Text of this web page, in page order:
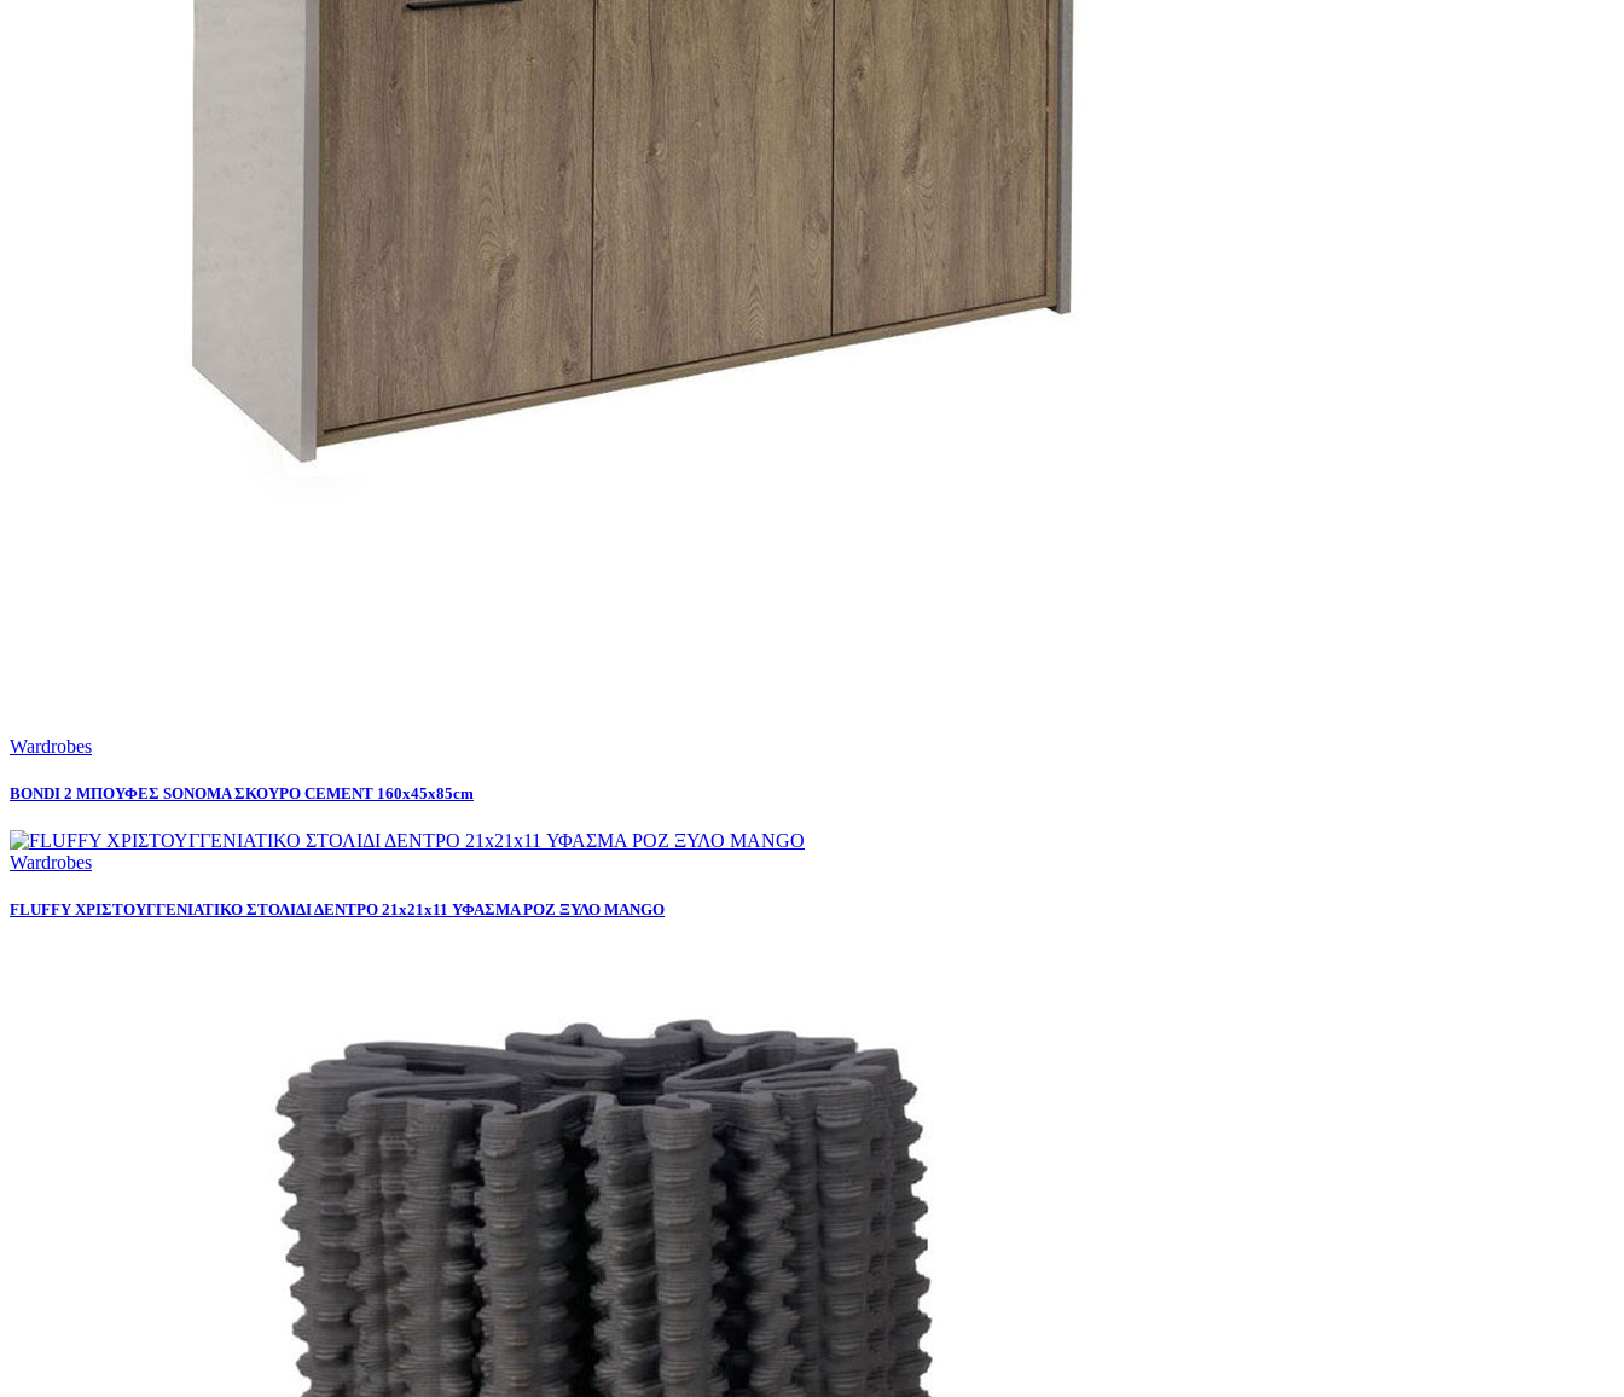
Wardrobes
BONDI 2 ΜΠΟΥΦΕΣ SONOMA ΣΚΟΥΡΟ CEMENT 160x45x85cm
Wardrobes
FLUFFY ΧΡΙΣΤΟΥΓΓΕΝΙΑΤΙΚΟ ΣΤΟΛΙΔΙ ΔΕΝΤΡΟ 21x21x11 ΥΦΑΣΜΑ ΡΟΖ ΞΥΛΟ MANGO